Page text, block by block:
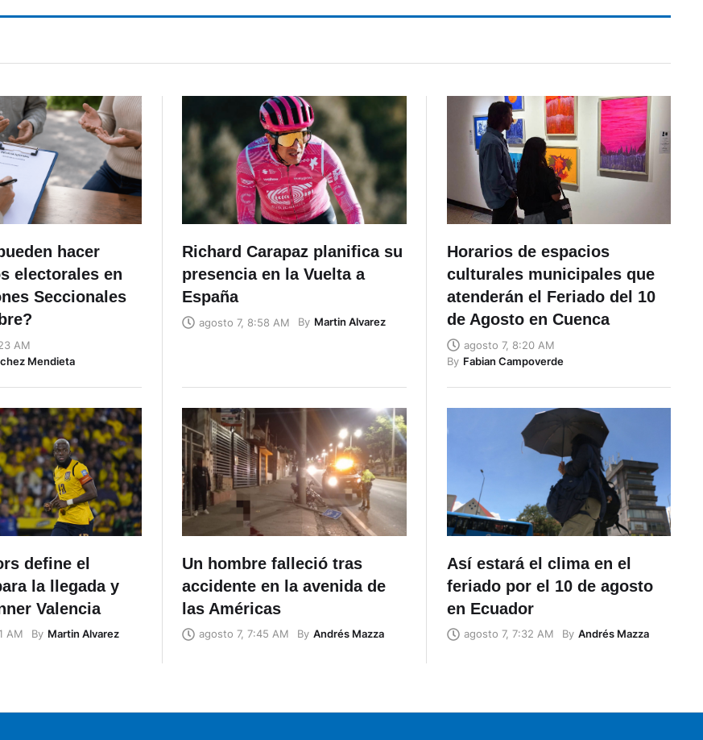
hacer
electorales en
Seccionales
AM
Mendieta
Richard Carapaz planifica su
presencia en la Vuelta a
España
agosto 7, 8:58 AM By Martin Alvarez
Horarios de espacios
culturales municipales que
atenderán el Feriado del 10
de Agosto en Cuenca
agosto 7, 8:20 AM
By Fabian Campoverde
define el
la llegada y
Valencia
AM By Martin Alvarez
Un hombre falleció tras
accidente en la avenida de
las Américas
agosto 7, 7:45 AM By Andrés Mazza
Así estará el clima en el
feriado por el 10 de agosto
en Ecuador
agosto 7, 7:32 AM By Andrés Mazza